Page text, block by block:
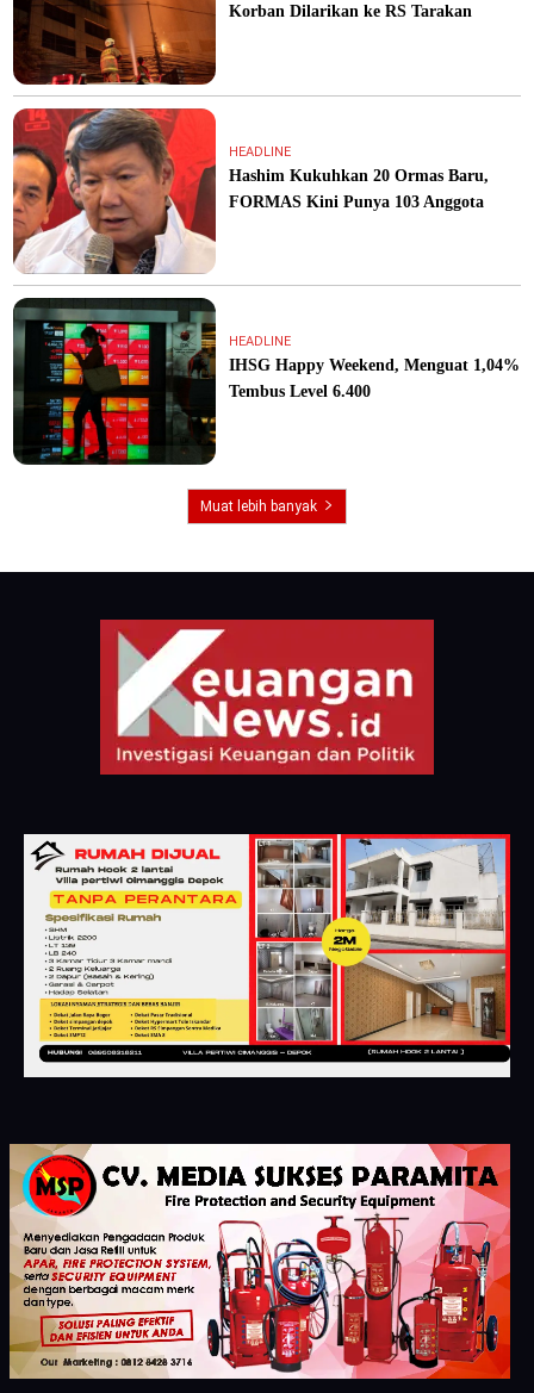
Korban Dilarikan ke RS Tarakan
HEADLINE
Hashim Kukuhkan 20 Ormas Baru,
FORMAS Kini Punya 103 Anggota
HEADLINE
IHSG Happy Weekend, Menguat 1,04%
Tembus Level 6.400
Muat lebih banyak